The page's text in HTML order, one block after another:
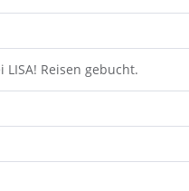
Reisen gebucht.